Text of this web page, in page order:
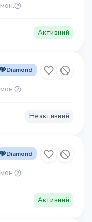
Активний
Diamond
Неактивний
Diamond
Активний